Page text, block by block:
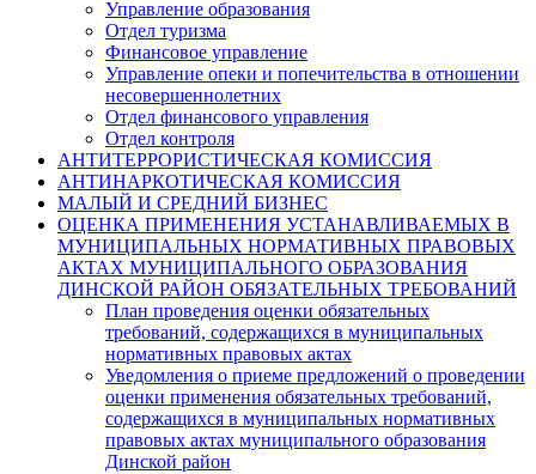
Управление образования
Отдел туризма
Финансовое управление
Управление опеки и попечительства в отношении
несовершеннолетних
Отдел финансового управления
Отдел контроля
АНТИТЕРРОРИСТИЧЕСКАЯ КОМИССИЯ
АНТИНАРКОТИЧЕСКАЯ КОМИССИЯ
МАЛЫЙ И СРЕДНИЙ БИЗНЕС
ОЦЕНКА ПРИМЕНЕНИЯ УСТАНАВЛИВАЕМЫХ В
МУНИЦИПАЛЬНЫХ НОРМАТИВНЫХ ПРАВОВЫХ
АКТАХ МУНИЦИПАЛЬНОГО ОБРАЗОВАНИЯ
ДИНСКОЙ РАЙОН ОБЯЗАТЕЛЬНЫХ ТРЕБОВАНИЙ
План проведения оценки обязательных
требований, содержащихся в муниципальных
нормативных правовых актах
Уведомления о приеме предложений о проведении
оценки применения обязательных требований,
содержащихся в муниципальных нормативных
правовых актах муниципального образования
Динской район